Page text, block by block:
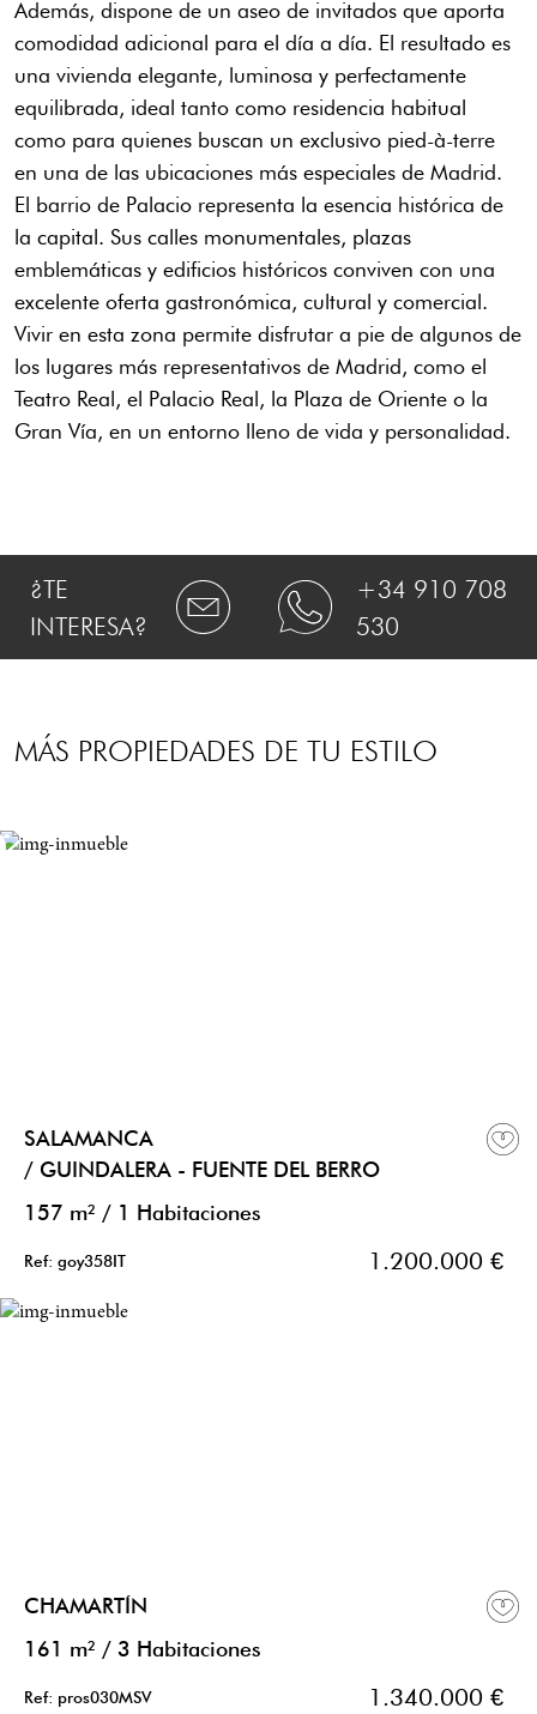
Además, dispone de un aseo de invitados que aporta
comodidad adicional para el día a día. El resultado es
una vivienda elegante, luminosa y perfectamente
equilibrada, ideal tanto como residencia habitual
como para quienes buscan un exclusivo pied-à-terre
en una de las ubicaciones más especiales de Madrid.
El barrio de Palacio representa la esencia histórica de
la capital. Sus calles monumentales, plazas
emblemáticas y edificios históricos conviven con una
excelente oferta gastronómica, cultural y comercial.
Vivir en esta zona permite disfrutar a pie de algunos de
los lugares más representativos de Madrid, como el
Teatro Real, el Palacio Real, la Plaza de Oriente o la
Gran Vía, en un entorno lleno de vida y personalidad.
¿TE
INTERESA?
+34 910 708
530
MÁS PROPIEDADES DE TU ESTILO
SALAMANCA
/ GUINDALERA - FUENTE DEL BERRO
157 m² / 1 Habitaciones
Ref: goy358IT 1.200.000 €
CHAMARTÍN
161 m² / 3 Habitaciones
Ref: pros030MSV 1.340.000 €